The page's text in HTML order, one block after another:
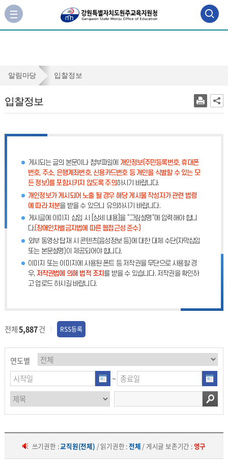
검
색
기
사
이
가
입
정
알림마당 입찰정보
입찰정보
게시되는 글의 본문이나 첨부파일에 개인정보(주민등록번호, 휴대폰
번호, 주소, 은행계좌번호, 신용카드번호 등 개인을 식별할 수 있는 모
든 정보)를 포함시키지 않도록 주의하시기 바랍니다.
개인정보가 게시되어 노출 될 경우 해당 게시물 작성자가 관련 법령
에 따라 처분을 받을 수 있으니 유의하시기 바랍니다.
게시글에 이미지 삽입 시 [상세 내용]을 “그림설명”에 입력해야 합니
다.(장애인차별금지법에 따른 웹접근성 준수)
외부 동영상 탑재 시 콘텐츠(음성정보 등)에 대한 대체 수단(자막삽입
또는 본문설명)이 제공되어야 합니다.
이미지 또는 이미지에 사용된 폰트 등 저작권을 무단으로 사용할 경
우, 저작권법에 의해 법적 조치 를 받을 수 있습니다. 저작권을 확인하
고 업로드 하시길 바랍니다.
전체5,887건 RSS등록
연도별
~
쓰기권한 :교직원(전체) / 읽기권한 :전체 / 게시글 보존기간 :영구